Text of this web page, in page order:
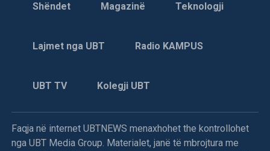
Shëndet Magazinë Teknologji
Lajmet nga UBT Radio KAMPUS
UBT TV Kolegji UBT
Faqja në internet UBTNEWS menaxhohet the kontrollohet
nga UBT Media Group. Materialet, janë të mbrojtura me